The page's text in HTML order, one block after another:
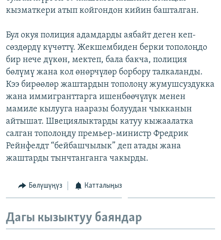
кызматкери атып койгондон кийин башталган.
Бул окуя полиция адамдарды аябайт деген кеп-
сөздөрдү күчөттү. Жекшембиден берки тополоңдо
бир нече дүкөн, мектеп, бала бакча, полиция
бөлүмү жана кол өнөрчүлөр борбору талкаланды.
Кээ бирөөлөр жаштардын тополоңу жумушсуздукка
жана иммигранттарга ишенбөөчүлүк менен
мамиле кылууга нааразы болуудан чыкканын
айтышат. Швециялыктарды катуу кыжаалатка
салган тополоңду премьер-министр Фредрик
Рейнфелдт “бейбашчылык” деп атады жана
жаштарды тынчтанганга чакырды.
Бөлүшүңүз Катталыңыз
Дагы кызыктуу баяндар